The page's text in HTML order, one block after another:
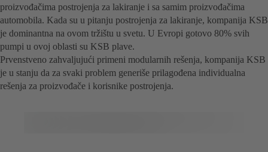
proizvođačima postrojenja za lakiranje i sa samim proizvođačima
automobila. Kada su u pitanju postrojenja za lakiranje, kompanija KSB
je dominantna na ovom tržištu u svetu. U Evropi gotovo 80% svih
pumpi u ovoj oblasti su KSB plave.
Prvenstveno zahvaljujući primeni modularnih rešenja, kompanija KSB
je u stanju da za svaki problem generiše prilagođena individualna
rešenja za proizvođače i korisnike postrojenja.